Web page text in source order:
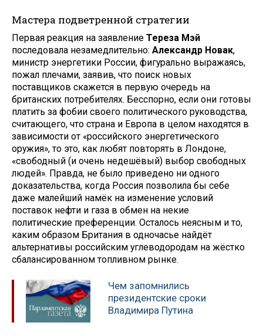
Мастера подветренной стратегии
Первая реакция на заявление Тереза Мэй
последовала незамедлительно: Александр Новак,
министр энергетики России, фигурально выражаясь,
пожал плечами, заявив, что поиск новых
поставщиков скажется в первую очередь на
британских потребителях. Бесспорно, если они готовы
платить за фобии своего политического руководства,
считающего, что страна и Европа в целом находятся в
зависимости от «российского энергетического
оружия», то это, как любят повторять в Лондоне,
«свободный (и очень недешёвый) выбор свободных
людей». Правда, не было приведено ни одного
доказательства, когда Россия позволила бы себе
даже малейший намёк на изменение условий
поставок нефти и газа в обмен на некие
политические преференции. Осталось неясным и то,
каким образом Британия в одночасье найдёт
альтернативы российским углеводородам на жёстко
сбалансированном топливном рынке.
Чем запомнились
президентские сроки
Владимира Путина